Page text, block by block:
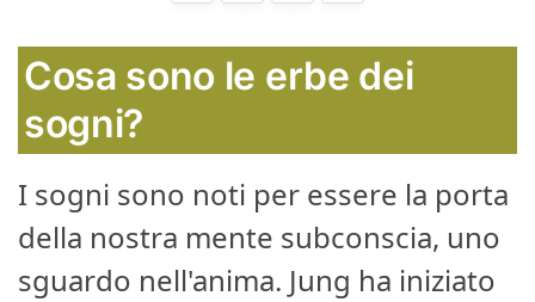
Cosa sono le erbe dei
sogni?
I sogni sono noti per essere la porta
della nostra mente subconscia, uno
sguardo nell'anima. Jung ha iniziato